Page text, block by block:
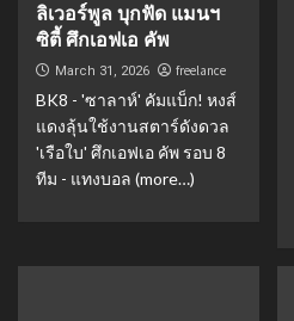
ลิเวอร์พูล บุกฟัด แมนฯ
ซิตี้ ศึกเอฟเอ คัพ
March 31, 2026 freelance
BK8 - 'ซาลาห์' คัมแบ็ก! หงส์
แดงลุ้นใช้งานสตาร์ดังดวล
'เรือใบ' ศึกเอฟเอ คัพ รอบ 8
ทีม - แทงบอล (more…)